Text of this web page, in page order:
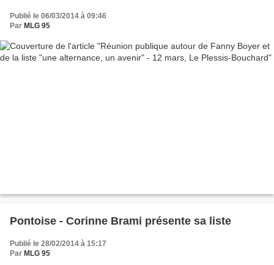
Publié le 06/03/2014 à 09:46
Par MLG 95
Pontoise - Corinne Brami présente sa liste
Publié le 28/02/2014 à 15:17
Par MLG 95